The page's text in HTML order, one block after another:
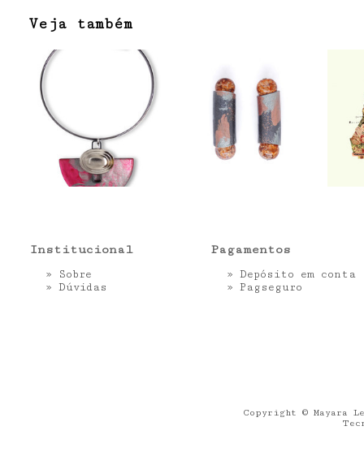
Veja também
Institucional
»
Sobre
» Dúvidas
Pagamentos
» Depósito em conta
» Pagseguro
Copyright © Mayara